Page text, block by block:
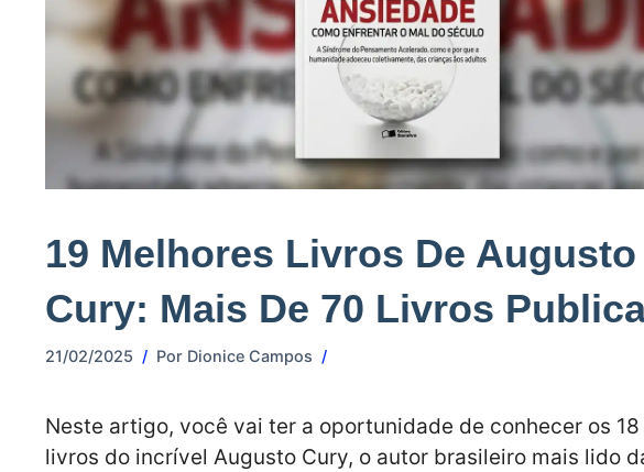
19 Melhores Livros De Augusto
Cury: Mais De 70 Livros
21/02/2025 Por Dionice Campos
Neste artigo, você vai ter a oportunidade de conhecer os
livros do incrível Augusto Cury, o autor brasileiro mais lido